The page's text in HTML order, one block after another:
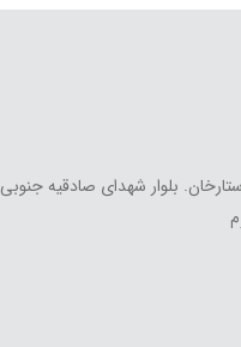
بلوار شهدای صادقیه جنوبی